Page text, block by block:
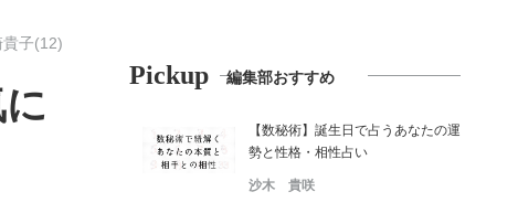
貴子(12)
Pickup 編集部おすすめ
【数秘術】誕生日で占うあなたの運
勢と性格・相性占い
沙木 貴咲